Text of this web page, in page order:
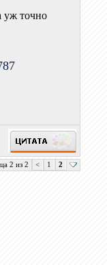
уж точно
2 из 2 < 1 2